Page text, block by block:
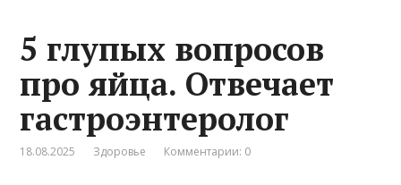
5 глупых вопросов
про яйца. Отвечает
гастроэнтеролог
18.08.2025 Здоровье Комментарии: 0